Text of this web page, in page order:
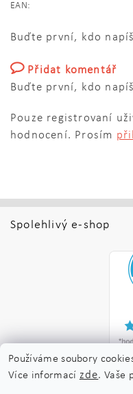
EAN:
Buďte první, kdo
Přidat komentář
Buďte první, kdo
Pouze registrovaní
hodnocení. Prosím
Spolehlivý e-shop
Používáme soubory
Více informací zde. Vaše